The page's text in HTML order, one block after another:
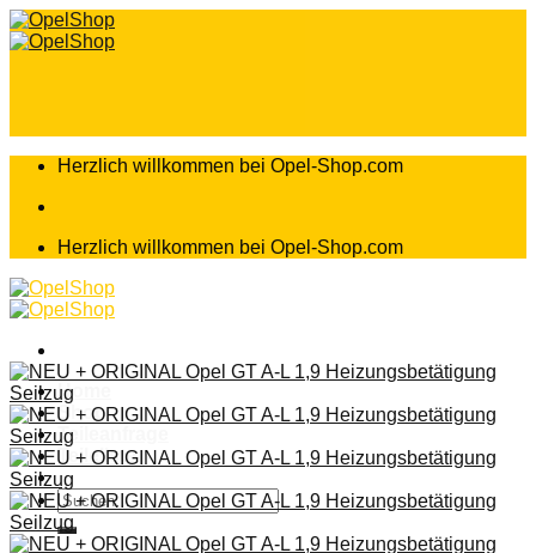
Zum
Inhalt
Herzlich willkommen bei Opel-Shop.com
Herzlich willkommen bei Opel-Shop.com
Home
Shop
Teileanfrage
Teileliste
Suchen
nach: